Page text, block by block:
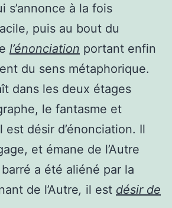
s’annonce à la fois
puis au bout du
l’énonciation portant enfin
du sens métaphorique.
dans les deux étages
le fantasme et
est désir d’énonciation. Il
et émane de l’Autre
a été aliéné par la
de l’Autre, il est désir de